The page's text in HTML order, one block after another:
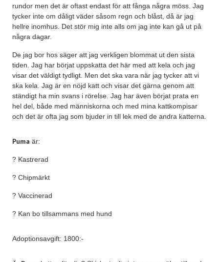
rundor men det är oftast endast för att fånga några möss. Jag
tycker inte om dåligt väder såsom regn och blåst, då är jag
hellre inomhus. Det stör mig inte alls om jag inte kan gå ut på
några dagar.
De jag bor hos säger att jag verkligen blommat ut den sista
tiden. Jag har börjat uppskatta det här med att kela och jag
visar det väldigt tydligt. Men det ska vara när jag tycker att vi
ska kela. Jag är en nöjd katt och visar det gärna genom att
ständigt ha min svans i rörelse. Jag har även börjat prata en
hel del, både med människorna och med mina kattkompisar
och det är ofta jag som bjuder in till lek med de andra katterna.
Puma är:
? Kastrerad
? Chipmärkt
? Vaccinerad
? Kan bo tillsammans med hund
Adoptionsavgift: 1800:-